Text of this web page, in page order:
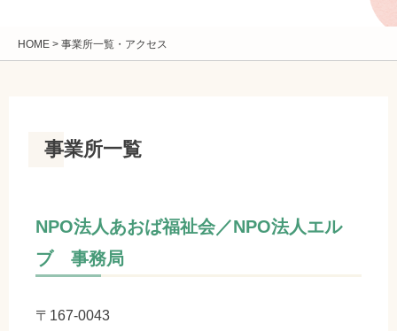
HOME > 事業所一覧・アクセス
事業所一覧
NPO法人あおば福祉会／NPO法人エル
ブ 事務局
〒167-0043